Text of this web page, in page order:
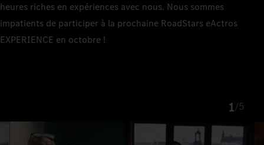
heures riches en expériences avec nous. Nous sommes
impatients de participer à la prochaine RoadStars eActros
EXPERIENCE en octobre !
1/5